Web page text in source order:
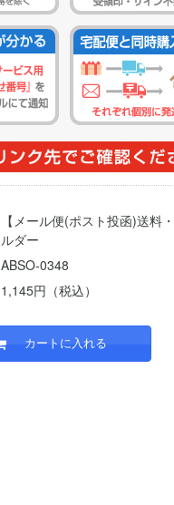
【メール便(ポスト投函)送料
ルダー
ABSO-0348
1,145円（税込）